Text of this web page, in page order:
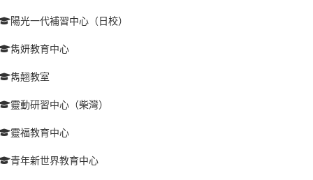
陽光一代補習中心（日校）
雋妍教育中心
雋翹教室
靈動研習中心（柴灣）
靈福教育中心
青年新世界教育中心